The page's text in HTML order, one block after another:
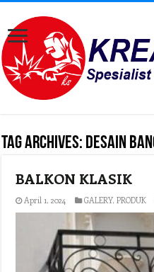
Tag Archives: desain
BALKON KLASIK
April 1, 2024 GALERY,PRODUK